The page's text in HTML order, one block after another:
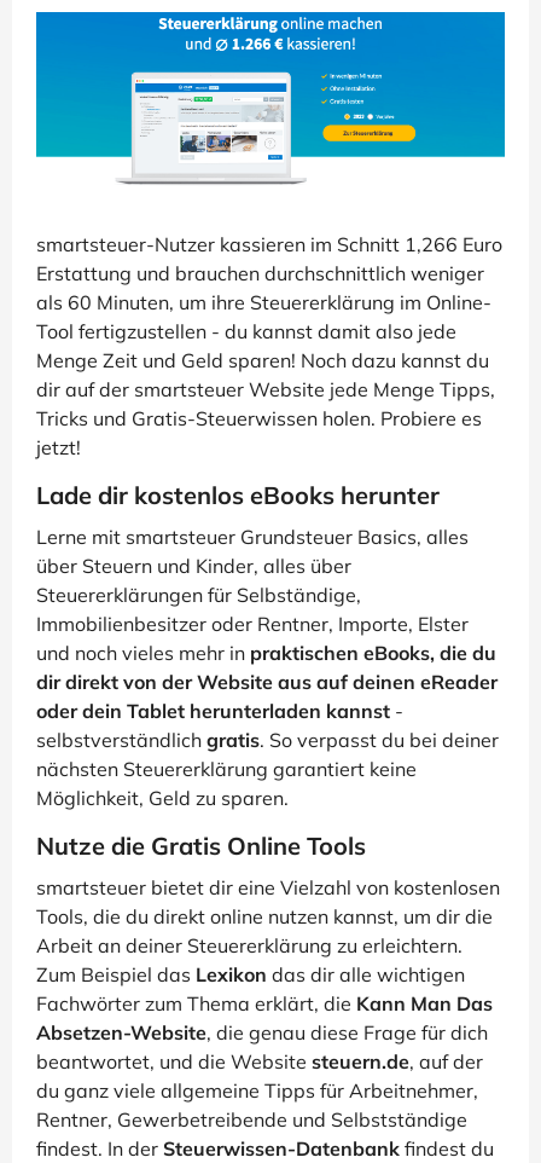
smartsteuer-Nutzer kassieren im Schnitt 1,266 Euro
Erstattung und brauchen durchschnittlich weniger
als 60 Minuten, um ihre Steuererklärung im Online-
Tool fertigzustellen - du kannst damit also jede
Menge Zeit und Geld sparen! Noch dazu kannst du
dir auf der smartsteuer Website jede Menge Tipps,
Tricks und Gratis-Steuerwissen holen. Probiere es
jetzt!
Lade dir kostenlos eBooks herunter
Lerne mit smartsteuer Grundsteuer Basics, alles
über Steuern und Kinder, alles über
Steuererklärungen für Selbständige,
Immobilienbesitzer oder Rentner, Importe, Elster
und noch vieles mehr in praktischen eBooks, die du
dir direkt von der Website aus auf deinen eReader
oder dein Tablet herunterladen kannst -
selbstverständlich gratis. So verpasst du bei deiner
nächsten Steuererklärung garantiert keine
Möglichkeit, Geld zu sparen.
Nutze die Gratis Online Tools
smartsteuer bietet dir eine Vielzahl von kostenlosen
Tools, die du direkt online nutzen kannst, um dir die
Arbeit an deiner Steuererklärung zu erleichtern.
Zum Beispiel das Lexikon das dir alle wichtigen
Fachwörter zum Thema erklärt, die Kann Man Das
Absetzen-Website, die genau diese Frage für dich
beantwortet, und die Website steuern.de, auf der
du ganz viele allgemeine Tipps für Arbeitnehmer,
Rentner, Gewerbetreibende und Selbstständige
findest. In der Steuerwissen-Datenbank findest du